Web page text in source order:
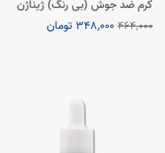
کرم ضد جوش (بی رنگ) ژیناژن
464,000 348,000 تومان